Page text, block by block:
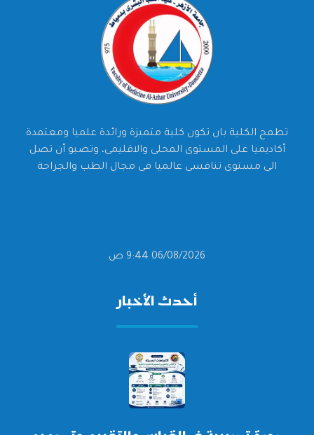
تطمح الكلية بان تكون كلية متميزة ورائدة علميا ومعتمدة
أكاديميا على المستوى المحلى والاقليمى، وتصبو أن تصل
الى مستوى تنافسى عالميا فى مجال الطب والجراحة
06/08/2026 9:44 ص
أحدث الأخبار